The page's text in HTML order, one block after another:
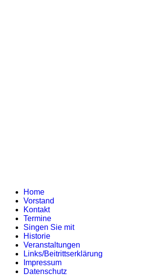
Home
Vorstand
Kontakt
Termine
Singen Sie mit
Historie
Veranstaltungen
Links/Beitrittserklärung
Impressum
Datenschutz